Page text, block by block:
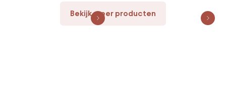
Bekijk meer producten